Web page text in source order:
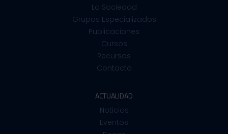
La Sociedad
Grupos Especializados
Publicaciones
Cursos
Recursos
Contacto
ACTUALIDAD
Noticias
Eventos